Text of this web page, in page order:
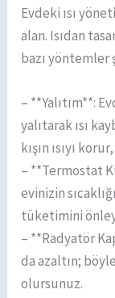
Evdeki ısı
alan. Isıdan
bazı yöntemler
– **Yalıtım**:
yalıtarak ısı
kışın ısıyı
– **Termostat
evinizin
tüketimini
– **Radyatör
da azaltın;
olursunuz.